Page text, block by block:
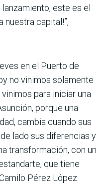
lanzamiento, este es el
nuestra capital!”,
en el Puerto de
no vinimos solamente
para iniciar una
porque una
cambia cuando sus
lado sus diferencias y
transformación, con un
que tiene
Pérez López